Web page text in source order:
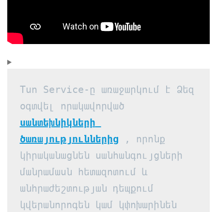
Tun Service-ը առաջարկում է Ձեզ
սանտեխնիկների
ծառայություններից , որոնք
կիրականացնեն սանհանգույցների
մանրամասն հետազոտում և
անհրաժեշտության դեպքում
կվերանորոգեն կամ կփոխարինեն